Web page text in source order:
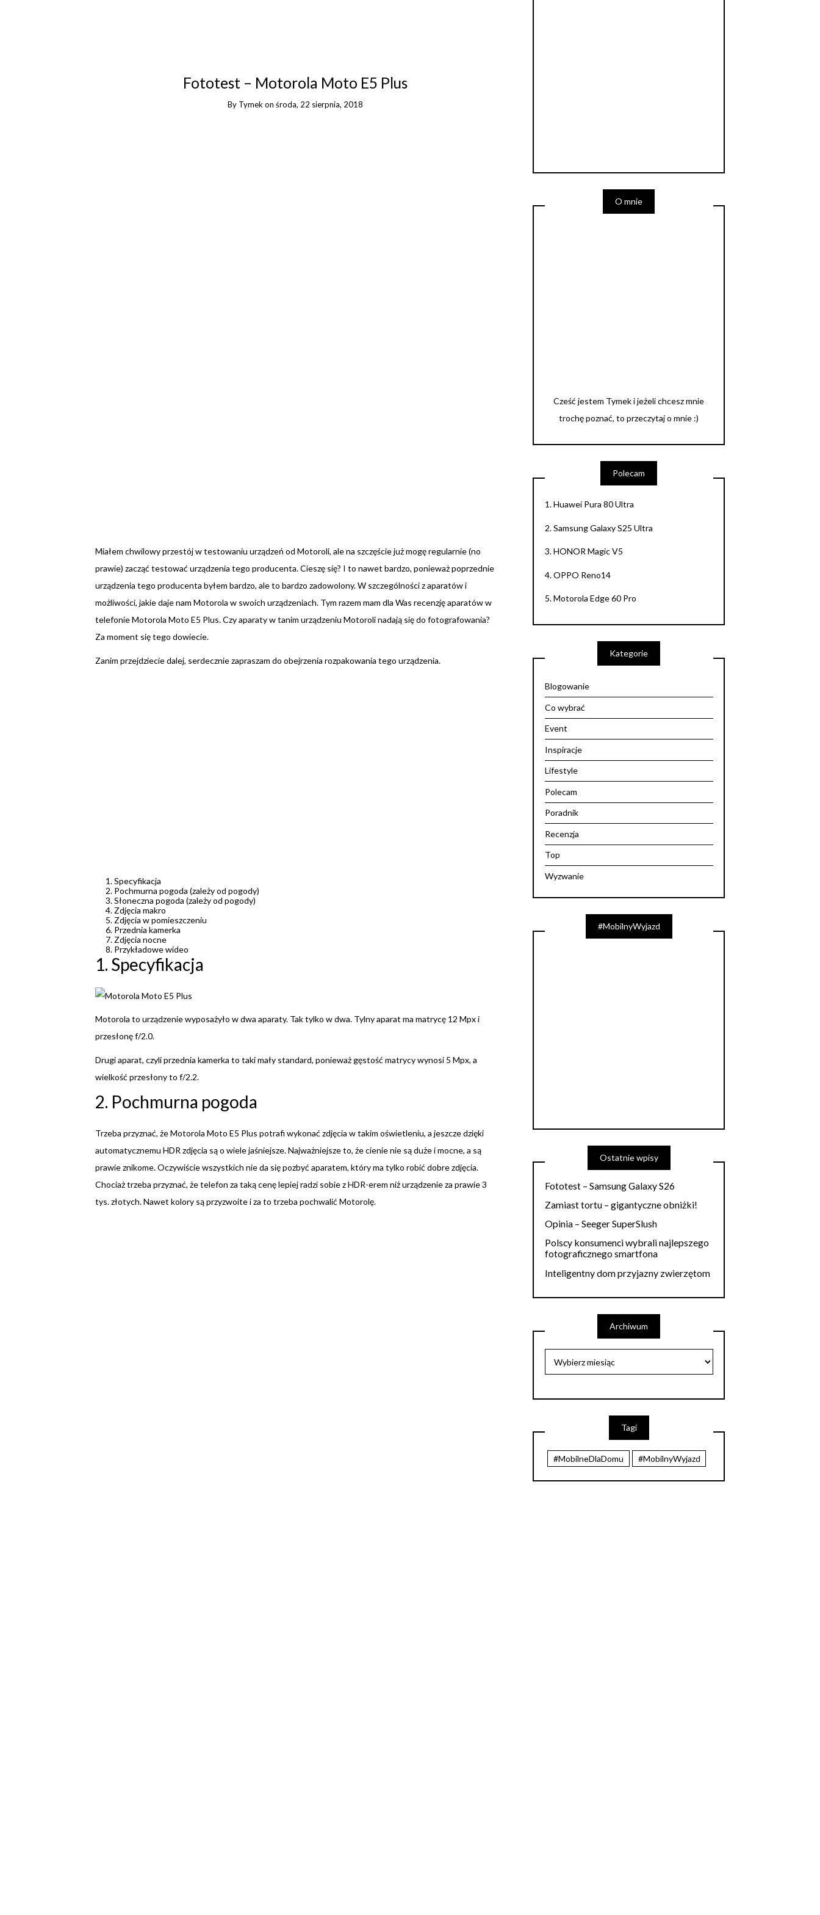
Fototest – Motorola Moto E5 Plus
By Tymek onśroda, 22 sierpnia, 2018
Miałem chwilowy przestój w testowaniu urządzeń od Motoroli, ale na szczęście już mogę regularnie (no
prawie) zacząć testować urządzenia tego producenta. Cieszę się? I to nawet bardzo, ponieważ poprzednie
urządzenia tego producenta byłem bardzo, ale to bardzo zadowolony. W szczególności z aparatów i
możliwości, jakie daje nam Motorola w swoich urządzeniach. Tym razem mam dla Was recenzję aparatów w
telefonie Motorola Moto E5 Plus. Czy aparaty w tanim urządzeniu Motoroli nadają się do fotografowania?
Za moment się tego dowiecie.
Zanim przejdziecie dalej, serdecznie zapraszam do obejrzenia rozpakowania tego urządzenia.
Specyfikacja
Pochmurna pogoda (zależy od pogody)
Słoneczna pogoda (zależy od pogody)
Zdjęcia makro
Zdjęcia w pomieszczeniu
Przednia kamerka
Zdjęcia nocne
Przykładowe wideo
1. Specyfikacja
Motorola to urządzenie wyposażyło w dwa aparaty. Tak tylko w dwa. Tylny aparat ma matrycę 12 Mpx i
przesłonę f/2.0.
Drugi aparat, czyli przednia kamerka to taki mały standard, ponieważ gęstość matrycy wynosi 5 Mpx, a
wielkość przesłony to f/2.2.
2. Pochmurna pogoda
Trzeba przyznać, że Motorola Moto E5 Plus potrafi wykonać zdjęcia w takim oświetleniu, a jeszcze dzięki
automatycznemu HDR zdjęcia są o wiele jaśniejsze. Najważniejsze to, że cienie nie są duże i mocne, a są
prawie znikome. Oczywiście wszystkich nie da się pozbyć aparatem, który ma tylko robić dobre zdjęcia.
Chociaż trzeba przyznać, że telefon za taką cenę lepiej radzi sobie z HDR-erem niż urządzenie za prawie 3
tys. złotych. Nawet kolory są przyzwoite i za to trzeba pochwalić Motorolę.
O mnie
Cześć jestem Tymek i jeżeli chcesz mnie
trochę poznać, to przeczytaj o mnie :)
Polecam
1.Huawei Pura 80 Ultra
2.Samsung Galaxy S25 Ultra
3.HONOR Magic V5
4.OPPO Reno14
5.Motorola Edge 60 Pro
Kategorie
Blogowanie
Co wybrać
Event
Inspiracje
Lifestyle
Polecam
Poradnik
Recenzja
Top
Wyzwanie
#MobilnyWyjazd
Ostatnie wpisy
Fototest – Samsung Galaxy S26
Zamiast tortu – gigantyczne obniżki!
Opinia – Seeger SuperSlush
Polscy konsumenci wybrali najlepszego
fotograficznego smartfona
Inteligentny dom przyjazny zwierzętom
Archiwum
Tagi
#MobilneDlaDomu #MobilnyWyjazd